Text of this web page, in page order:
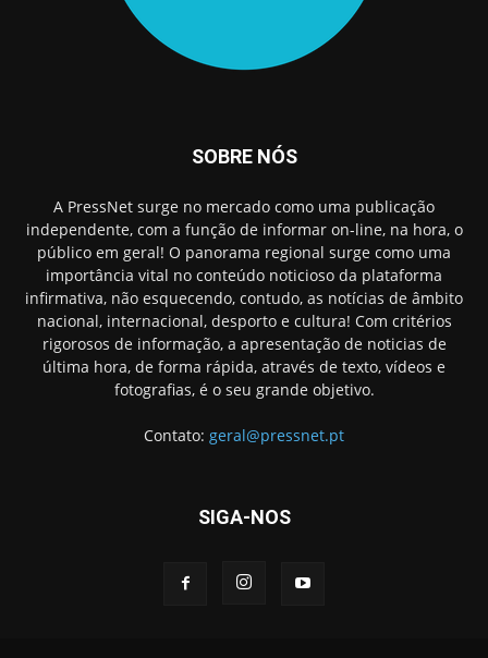
SOBRE NÓS
A PressNet surge no mercado como uma publicação
independente, com a função de informar on-line, na hora, o
público em geral! O panorama regional surge como uma
importância vital no conteúdo noticioso da plataforma
infirmativa, não esquecendo, contudo, as notícias de âmbito
nacional, internacional, desporto e cultura! Com critérios
rigorosos de informação, a apresentação de noticias de
última hora, de forma rápida, através de texto, vídeos e
fotografias, é o seu grande objetivo.
Contato: geral@pressnet.pt
SIGA-NOS